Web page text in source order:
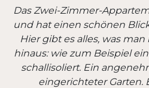
Das Zwei-Zimmer-
und hat einen schönen
Hier gibt es alles, was
hinaus: wie zum Beispiel
schallisoliert. Ein
eingerichteter Garten.